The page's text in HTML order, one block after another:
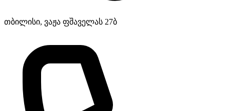
თბილისი, ვაჟა ფშაველას 27ბ